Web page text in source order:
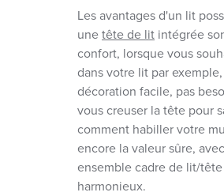
Les avantages d'un lit
unetête de lit intégrée
confort, lorsque vous
dans votre lit par
décoration facile, pas
vous creuser la tête pour
comment habiller votre
encore la valeur sûre,
ensemble cadre de lit/
harmonieux.